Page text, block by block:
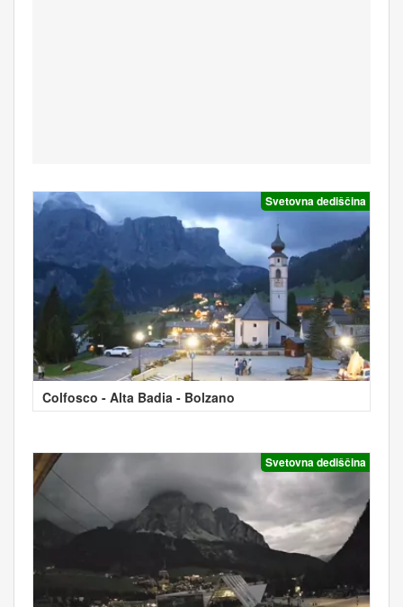
Svetovna dediščina
Colfosco - Alta Badia - Bolzano
Svetovna dediščina